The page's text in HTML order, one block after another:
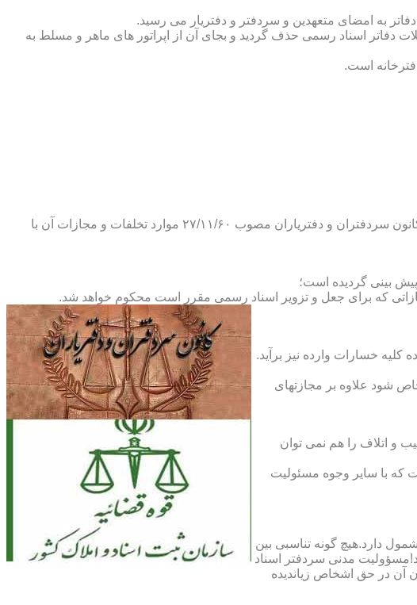
به امضای متعهدین و سردفتر و دفتریار می رسید.
شغل از تشکیلات دفاتر اسناد رسمی حذف گردید و بجای آن از اپراتور های ماهر و مسلط به
است.
و طبق ماده ۲۹ آئین نامه های بند ۴ ماده ۶ و تبصره ۲ ماده ۶ و مواد ۱۴- ۱۷-۱۹-۲۰-۲۴-۲۸-۳۷ و ۵۳ قانون دفاتر اسناد رسمی و کانون سردفتران و دفتریاران مصوب ۲۷/۱۱/۶۰ موارد تخلفات و مجازات آن با
که برای جعل و تزویر اسناد رسمی مقرر است محکوم خواهد شد.
خسارات وارده نیز برآید.
شود علاوه بر مجازتهای
و اتلاف را هم نمی توان
که با سایر وجوه مسئولیت
دارد.هیچ گونه تناسبی بین
مدنی سردفتر اسناد
آن در حق اشخاص زیاندیده